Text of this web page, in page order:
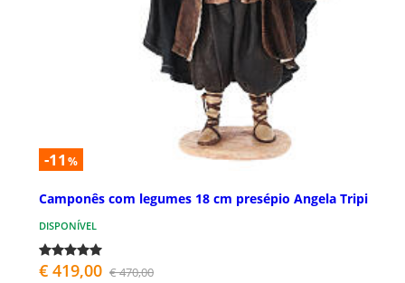
-11 %
Camponês com legumes 18 cm presépio Angela Tripi
DISPONÍVEL
€ 419,00 € 470,00